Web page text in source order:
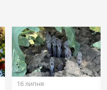
16 липня